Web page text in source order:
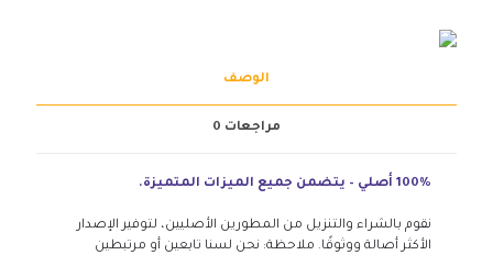
الوصف
مراجعات 0
100% أصلي – يتضمن جميع الميزات المتميزة.
نقوم بالشراء والتنزيل من المطورين الأصليين، لتوفير الإصدار
الأكثر أصالة ووثوقًا. ملاحظة: نحن لسنا تابعين أو مرتبطين